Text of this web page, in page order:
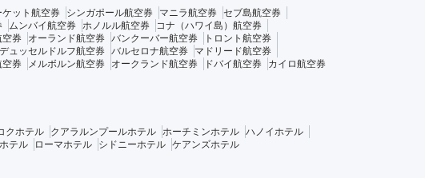
ケット航空券 シンガポール航空券 マニラ航空券 セブ島航空券
ムンバイ航空券 ホノルル航空券
コナ（ハワイ島）航空券
空券 オーランド航空券 バンクーバー航空券
トロント航空券
デュッセルドルフ航空券 バルセロナ航空券
マドリード航空券
空券 メルボルン航空券 オークランド航空券 ドバイ航空券 カイロ航空券
クホテル クアラルンプールホテル ホーチミンホテル ハノイホテル
テル ローマホテル シドニーホテル ケアンズホテル